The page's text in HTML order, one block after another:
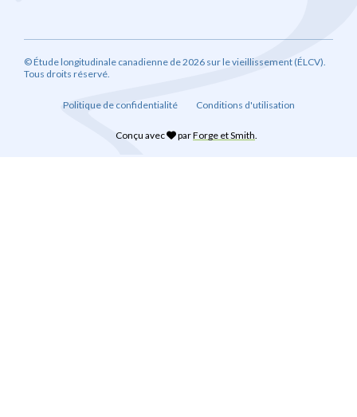
© Étude longitudinale canadienne de 2026 sur le vieillissement (ÉLCV).
Tous droits réservé.
Politique de confidentialité Conditions d'utilisation
Conçu avec parForge et Smith.